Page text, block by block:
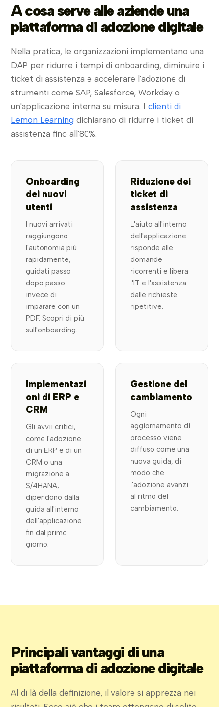
A cosa serve alle aziende una
piattaforma di adozione digitale
Nella pratica, le organizzazioni implementano una
DAP per ridurre i tempi di onboarding, diminuire i
ticket di assistenza e accelerare l'adozione di
strumenti come SAP, Salesforce, Workday o
un'applicazione interna su misura. Iclienti di
Lemon Learning dichiarano di ridurre i ticket di
assistenza fino all'80%.
Onboarding
dei nuovi
utenti
I nuovi arrivati
raggiungono
l'autonomia più
rapidamente,
guidati passo
dopo passo
invece di
imparare con un
PDF. Scopri di più
sull'onboarding.
Riduzione dei
ticket di
assistenza
L'aiuto all'interno
dell'applicazione
risponde alle
domande
ricorrenti e libera
l'IT e l'assistenza
dalle richieste
ripetitive.
Implementazi
oni di ERP e
CRM
Gli avvii critici,
come l'adozione
di un ERP e di un
CRM o una
migrazione a
S/4HANA,
dipendono dalla
guida all'interno
dell'applicazione
fin dal primo
giorno.
Gestione del
cambiamento
Ogni
aggiornamento di
processo viene
diffuso come una
nuova guida, di
modo che
l'adozione avanzi
al ritmo del
cambiamento.
Principali vantaggi di una
piattaforma di adozione digitale
Al di là della definizione, il valore si apprezza nei